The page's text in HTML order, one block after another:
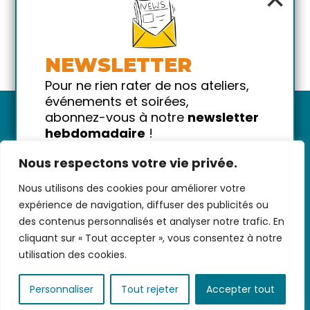
Nous respectons votre vie privée.
Nous utilisons des cookies pour améliorer votre
expérience de navigation, diffuser des publicités ou
des contenus personnalisés et analyser notre trafic. En
cliquant sur « Tout accepter », vous consentez à notre
utilisation des cookies.
Personnaliser Tout rejeter Accepter tout
Nous contacter- CGV/CGU-Données
personnelles-Infos pratiques- FAQ
NEWSLETTER
Pour ne rien rater de nos ateliers,
événements et soirées,
abonnez-vous à notre newsletter
hebdomadaire !
!
Votre email